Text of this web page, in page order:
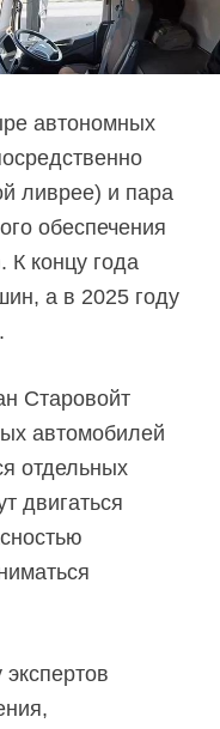
автономных
ливрее) и пара
обеспечения
К концу года
а в 2025 году
Старовойт
автомобилей
отдельных
двигаться